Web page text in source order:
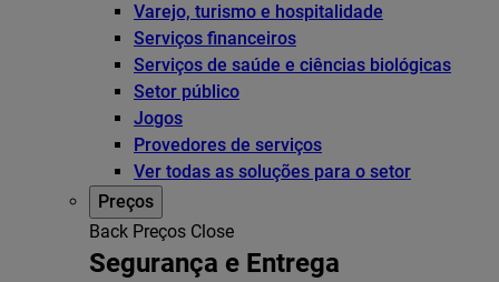
Varejo, turismo e hospitalidade
Serviços financeiros
Serviços de saúde e ciências biológicas
Setor público
Jogos
Provedores de serviços
Ver todas as soluções para o setor
Preços
Back Preços Close
Segurança e Entrega